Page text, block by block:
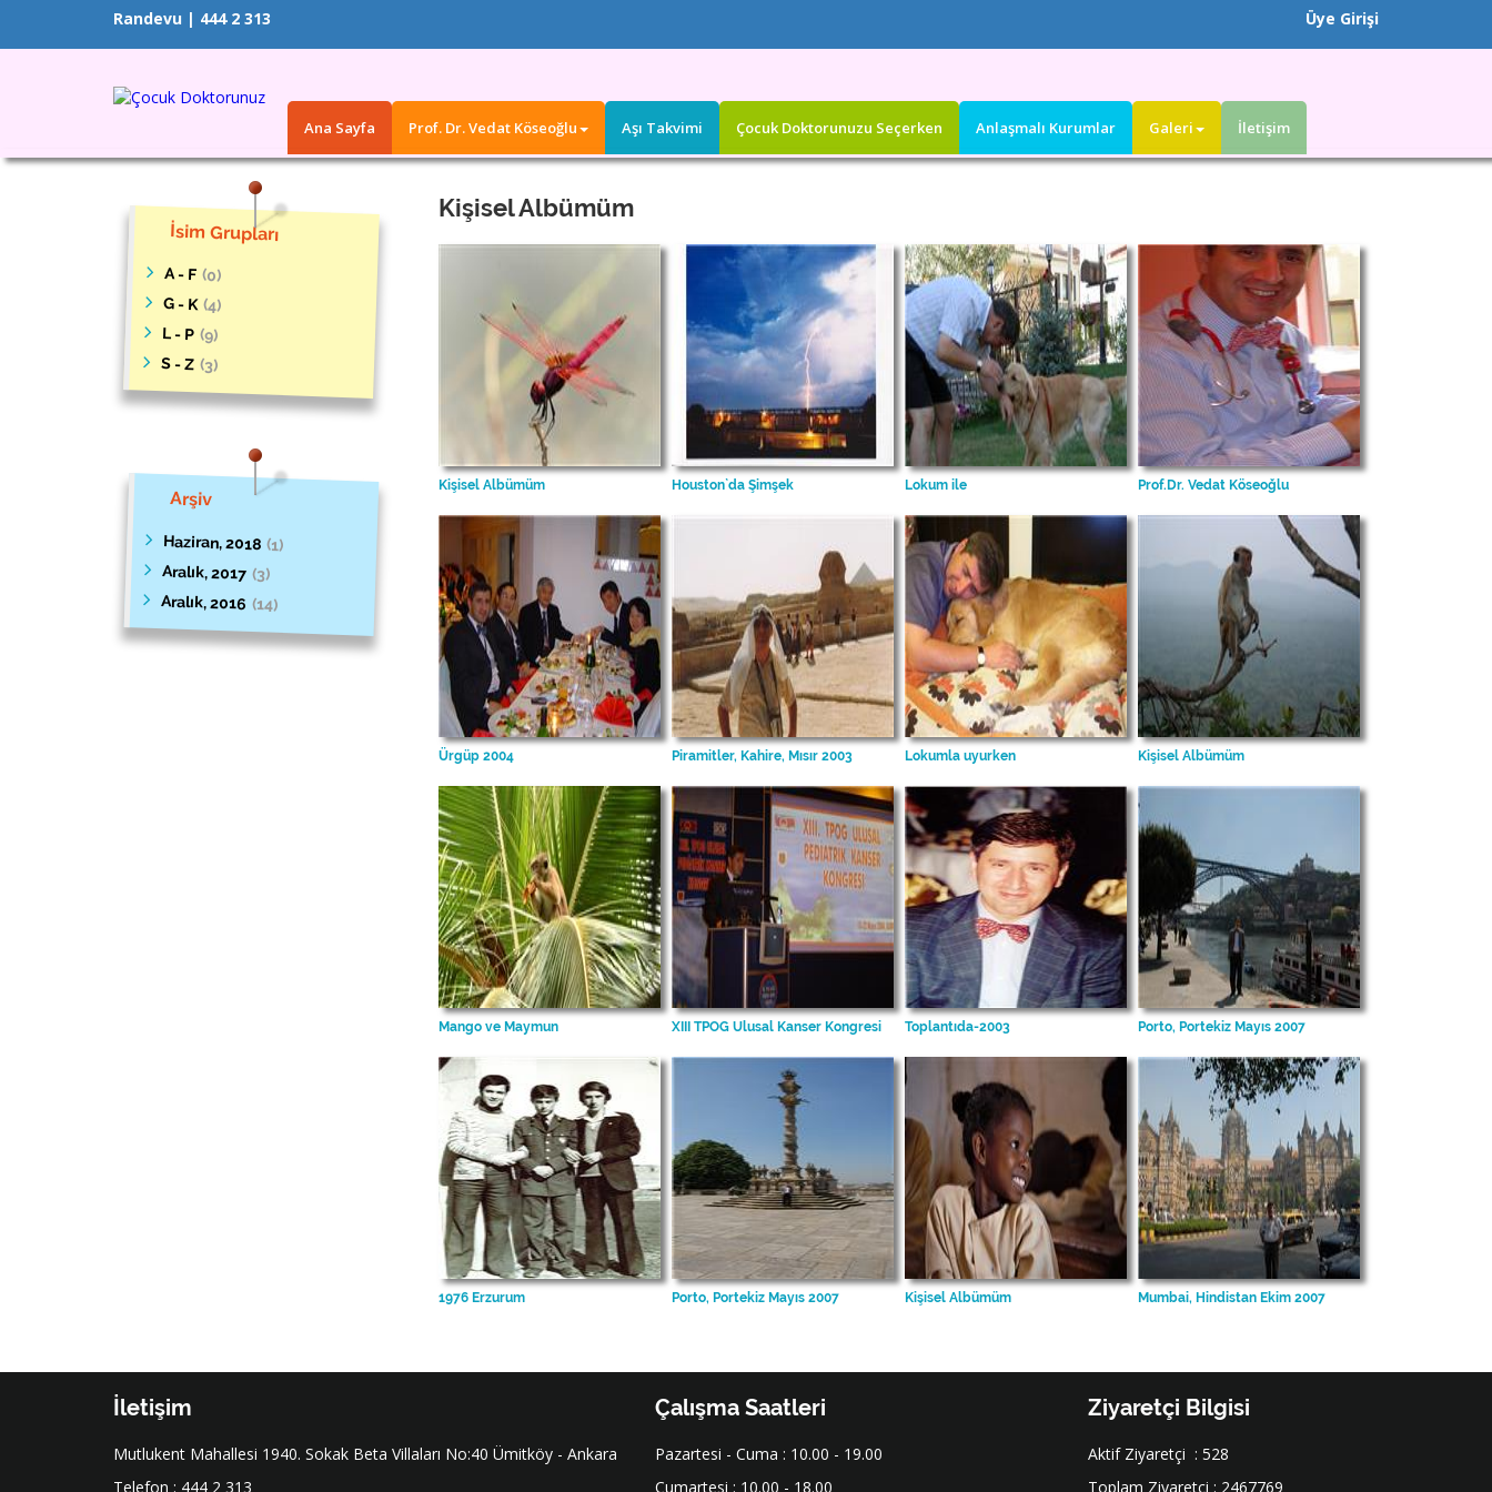
Randevu | 444 2 313 Üye Girişi
Ana Sayfa Prof. Dr. Vedat Köseoğlu Aşı Takvimi Çocuk Doktorunuzu Seçerken Anlaşmalı Kurumlar Galeri İletişim
İsim Grupları
A - F (0)
G - K (4)
L - P (9)
S - Z (3)
Arşiv
Haziran, 2018 (1)
Aralık, 2017 (3)
Aralık, 2016 (14)
Kişisel Albümüm
Kişisel Albümüm Houston`da Şimşek Lokum ile Prof.Dr. Vedat Köseoğlu
Ürgüp 2004 Piramitler, Kahire, Mısır 2003 Lokumla uyurken Kişisel Albümüm
Mango ve Maymun XIII TPOG Ulusal Kanser Kongresi Toplantıda-2003 Porto, Portekiz Mayıs 2007
1976 Erzurum Porto, Portekiz Mayıs 2007 Kişisel Albümüm Mumbai, Hindistan Ekim 2007
İletişim
Mutlukent Mahallesi 1940. Sokak Beta Villaları No:40 Ümitköy - Ankara
Telefon : 444 2 313
Çalışma Saatleri
Pazartesi - Cuma : 10.00 - 19.00
Cumartesi : 10.00 - 18.00
Ziyaretçi Bilgisi
Aktif Ziyaretçi : 528
Toplam Ziyaretçi : 2467769